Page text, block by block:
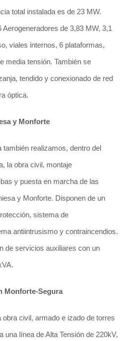
total instalada es de 23 MW.
de 3,83 MW, 3,1
viales internos, 6 plataformas,
media tensión. También se
tendido y conexionado de red
óptica.
y Monforte
también realizamos, dentro del
la obra civil, montaje
y puesta en marcha de las
y Monforte. Disponen de un
sistema de
antiintrusismo y contraincendios.
de servicios auxiliares con un
Monforte-Segura
obra civil, armado e izado de torres
una línea de Alta Tensión de 220kV,